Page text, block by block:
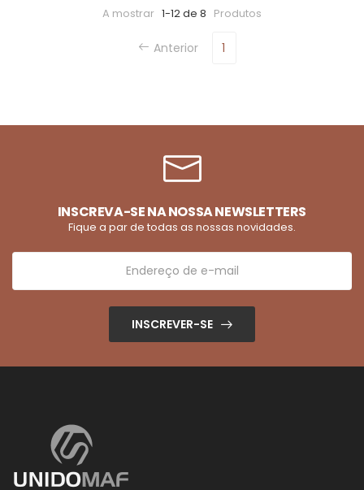
A mostrar 1-12 de 8 Produtos
Anterior 1
INSCREVA-SE NA NOSSA NEWSLETTERS
Fique a par de todas as nossas novidades.
INSCREVER-SE